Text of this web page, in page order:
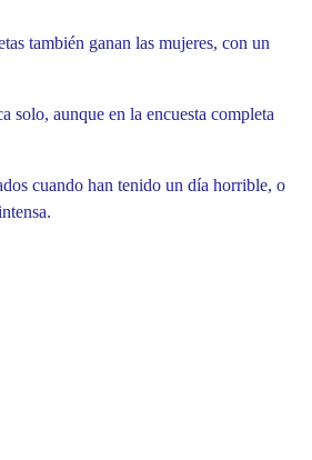
también ganan las mujeres, con un
solo, aunque en la encuesta completa
cuando han tenido un día horrible, o